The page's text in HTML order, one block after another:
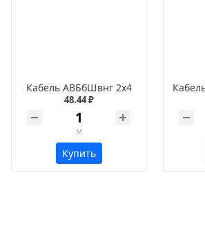
Кабель АВБбШвнг 2х4
48.44 ₽
м
Купить